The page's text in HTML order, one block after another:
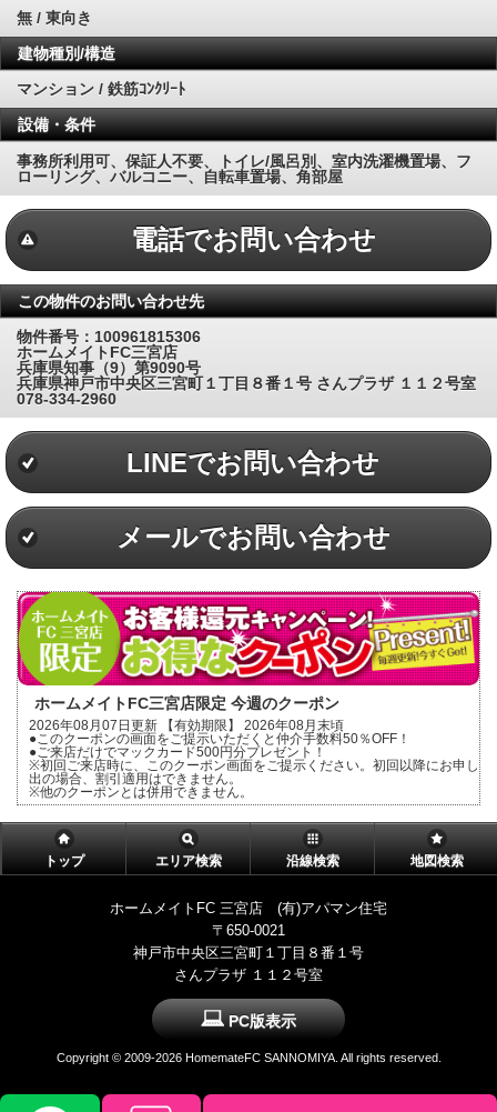
無 / 東向き
建物種別/構造
マンション / 鉄筋ｺﾝｸﾘｰﾄ
設備・条件
事務所利用可、保証人不要、トイレ/風呂別、室内洗濯機置場、フ
ローリング、バルコニー、自転車置場、角部屋
電話でお問い合わせ
この物件のお問い合わせ先
物件番号：100961815306
ホームメイトFC三宮店
兵庫県知事（9）第9090号
兵庫県神戸市中央区三宮町１丁目８番１号 さんプラザ １１２号室
078-334-2960
LINEでお問い合わせ
メールでお問い合わせ
ホームメイトFC三宮店限定 今週のクーポン
2026年08月07日更新 【有効期限】 2026年08月末頃
●このクーポンの画面をご提示いただくと仲介手数料50％OFF！
●ご来店だけでマックカード500円分プレゼント！
※初回ご来店時に、このクーポン画面をご提示ください。初回以降にお申し
出の場合、割引適用はできません。
※他のクーポンとは併用できません。
トップ エリア検索 沿線検索 地図検索
ホームメイトFC 三宮店 (有)アパマン住宅
〒650-0021
神戸市中央区三宮町１丁目８番１号
さんプラザ １１２号室
PC版表示
Copyright © 2009-2026 HomemateFC SANNOMIYA. All rights reserved.